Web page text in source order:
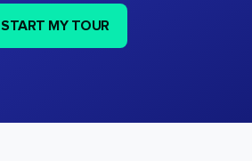
START MY TOUR